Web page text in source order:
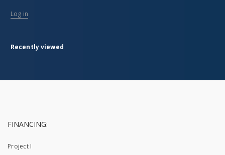
Log in
Recently viewed
FINANCING:
Project I